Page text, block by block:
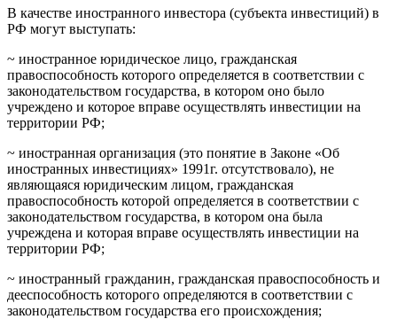
В качестве иностранного инвестора (субъекта инвестиций) в
РФ могут выступать:
~ иностранное юридическое лицо, гражданская
правоспособность которого определяется в соответствии с
законодательством государства, в котором оно было
учреждено и которое вправе осуществлять инвестиции на
территории РФ;
~ иностранная организация (это понятие в Законе «Об
иностранных инвестициях» 1991г. отсутствовало), не
являющаяся юридическим лицом, гражданская
правоспособность которой определяется в соответствии с
законодательством государства, в котором она была
учреждена и которая вправе осуществлять инвестиции на
территории РФ;
~ иностранный гражданин, гражданская правоспособность и
дееспособность которого определяются в соответствии с
законодательством государства его происхождения;